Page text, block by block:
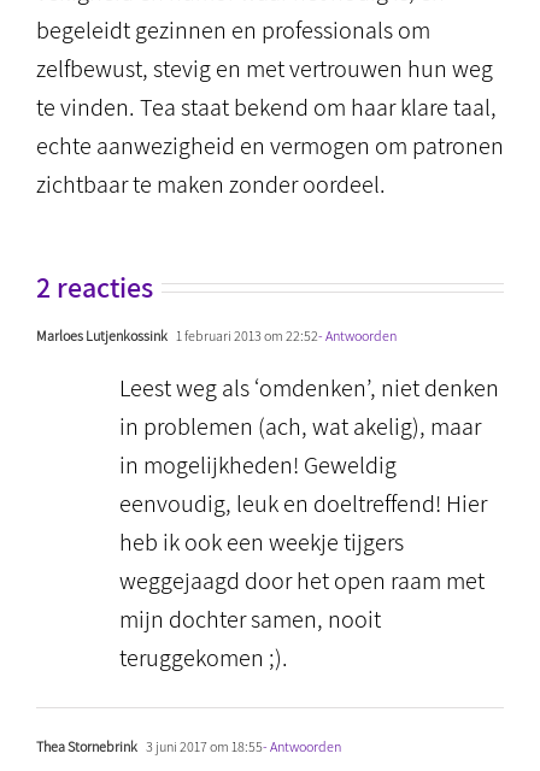
begeleidt gezinnen en professionals om
zelfbewust, stevig en met vertrouwen hun weg
te vinden. Tea staat bekend om haar klare taal,
echte aanwezigheid en vermogen om patronen
zichtbaar te maken zonder oordeel.
2 reacties
Marloes Lutjenkossink 1 februari 2013 om 22:52- Antwoorden
Leest weg als ‘omdenken’, niet denken
in problemen (ach, wat akelig), maar
in mogelijkheden! Geweldig
eenvoudig, leuk en doeltreffend! Hier
heb ik ook een weekje tijgers
weggejaagd door het open raam met
mijn dochter samen, nooit
teruggekomen ;).
Thea Stornebrink 3 juni 2017 om 18:55- Antwoorden